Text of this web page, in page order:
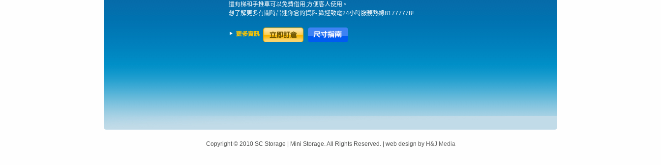
還有梯和手推車可以免費借用,方便客人使用。
想了解更多有關時昌迷你倉的資料,歡迎致電24小時服務熱線81777778!
Copyright © 2010 SC Storage | Mini Storage. All Rights Reserved. | web design by H&J Media